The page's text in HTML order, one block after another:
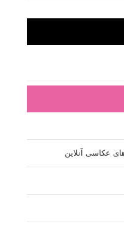
عکاسی آنلاین